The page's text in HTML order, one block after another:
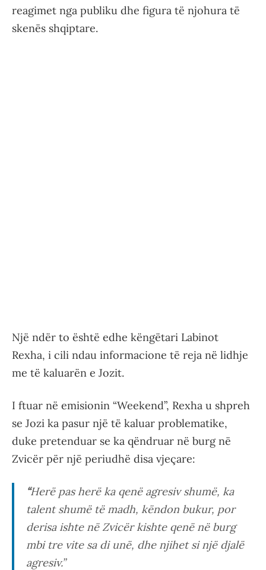
reagimet nga publiku dhe figura të njohura të
skenës shqiptare.
Një ndër to është edhe këngëtari Labinot
Rexha, i cili ndau informacione të reja në lidhje
me të kaluarën e Jozit.
I ftuar në emisionin “Weekend”, Rexha u shpreh
se Jozi ka pasur një të kaluar problematike,
duke pretenduar se ka qëndruar në burg në
Zvicër për një periudhë disa vjeçare:
“Herë pas herë ka qenë agresiv shumë, ka
talent shumë të madh, këndon bukur, por
derisa ishte në Zvicër kishte qenë në burg
mbi tre vite sa di unë, dhe njihet si një djalë
agresiv.”